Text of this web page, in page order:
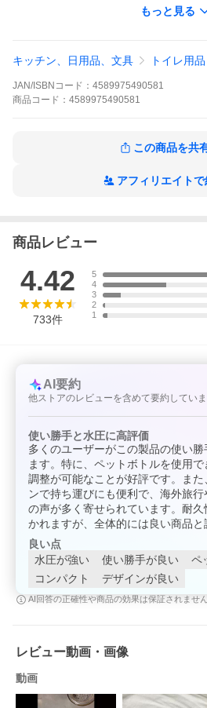
◎赤ちゃんのやわらかいおしりの洗浄に
◆便利な使い方
ゃんのおしりや、介護などに使用する
◎海、山、キャンプ地などの水道がな
◎狭いトイレでも立てて置くことが可
カーなどの簡易トイレや携帯トイレと
もっと見る
キッチン、日用品、文具 トイレ用品
JAN/ISBNコード： 4589975490581
商品 コード： 4589975490581
この商品を共
アフィリエイト
商品レビュー
4.42
733件
5
4
3
2
1
AI要約
他ストアのレビューを含めて要約してい
使い勝手と水圧に高評価
多くのユーザーがこの製品の使い
ます。特に、ペットボトルを使用
調整が可能なことが好評です。ま
ンで持ち運びにも便利で、海外旅
の声が多く寄せられています。耐
かれますが、全体的には良い商品と
良い点
水圧が強い
使い勝手が良い
ペ
コンパクト
デザインが良い
AI回答の正確性や商品の効果は保証されませ
レビュー動画・画像
動画